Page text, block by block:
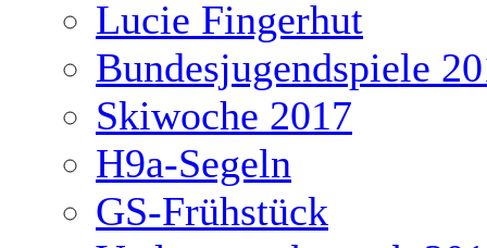
Lucie Fingerhut
Bundesjugendspiele
Skiwoche 2017
H9a-Segeln
GS-Frühstück